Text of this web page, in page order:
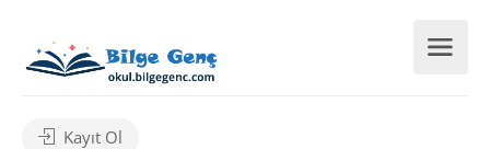
Kayıt Ol